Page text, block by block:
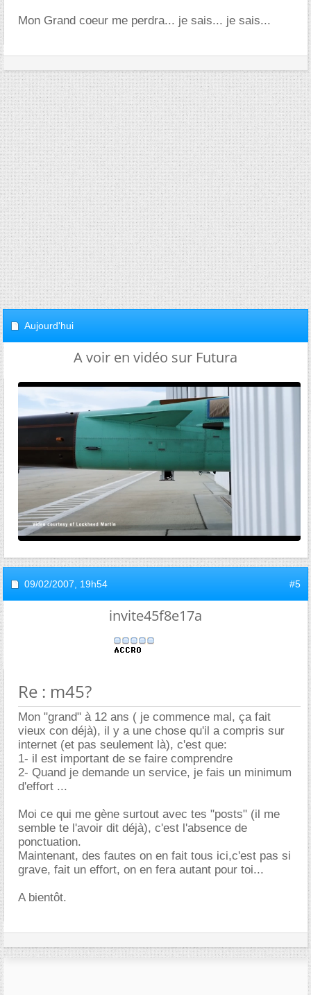
Mon Grand coeur me perdra... je sais... je sais...
Aujourd'hui
A voir en vidéo sur Futura
09/02/2007, 19h54 #5
invite45f8e17a
Re : m45?
Mon "grand" à 12 ans ( je commence mal, ça fait
vieux con déjà), il y a une chose qu'il a compris sur
internet (et pas seulement là), c'est que:
1- il est important de se faire comprendre
2- Quand je demande un service, je fais un minimum
d'effort ...
Moi ce qui me gène surtout avec tes "posts" (il me
semble te l'avoir dit déjà), c'est l'absence de
ponctuation.
Maintenant, des fautes on en fait tous ici,c'est pas si
grave, fait un effort, on en fera autant pour toi...
A bientôt.